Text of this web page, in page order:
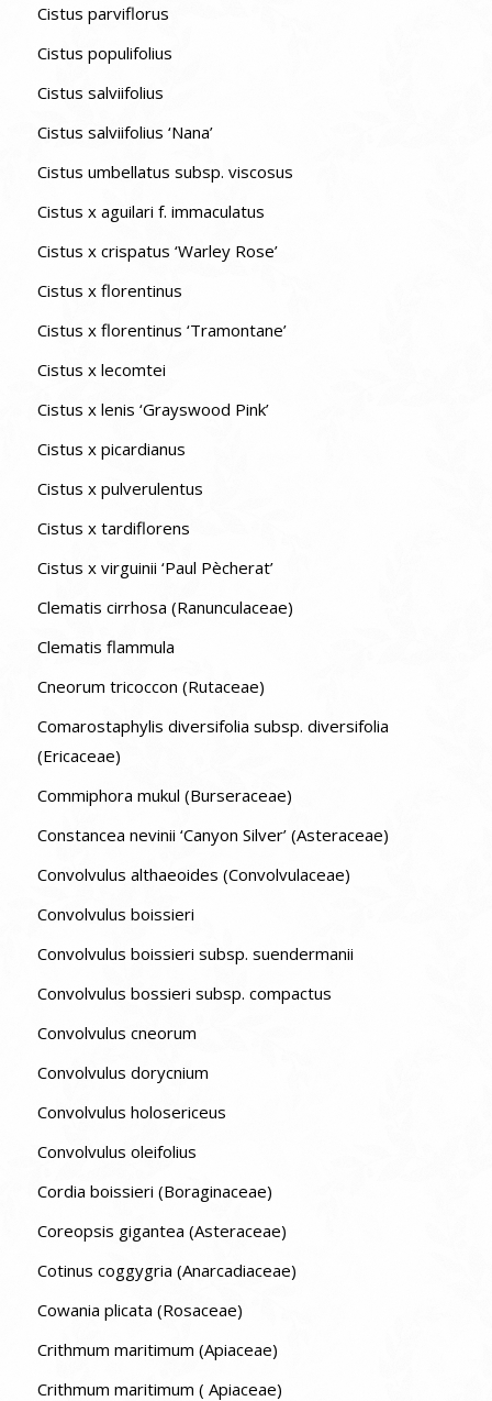
Cistus parviflorus
Cistus populifolius
Cistus salviifolius
Cistus salviifolius ‘Nana’
Cistus umbellatus subsp. viscosus
Cistus x aguilari f. immaculatus
Cistus x crispatus ‘Warley Rose’
Cistus x florentinus
Cistus x florentinus ‘Tramontane’
Cistus x lecomtei
Cistus x lenis ‘Grayswood Pink’
Cistus x picardianus
Cistus x pulverulentus
Cistus x tardiflorens
Cistus x virguinii ‘Paul Pècherat’
Clematis cirrhosa (Ranunculaceae)
Clematis flammula
Cneorum tricoccon (Rutaceae)
Comarostaphylis diversifolia subsp. diversifolia
(Ericaceae)
Commiphora mukul (Burseraceae)
Constancea nevinii ‘Canyon Silver’ (Asteraceae)
Convolvulus althaeoides (Convolvulaceae)
Convolvulus boissieri
Convolvulus boissieri subsp. suendermanii
Convolvulus bossieri subsp. compactus
Convolvulus cneorum
Convolvulus dorycnium
Convolvulus holosericeus
Convolvulus oleifolius
Cordia boissieri (Boraginaceae)
Coreopsis gigantea (Asteraceae)
Cotinus coggygria (Anarcadiaceae)
Cowania plicata (Rosaceae)
Crithmum maritimum (Apiaceae)
Crithmum maritimum ( Apiaceae)